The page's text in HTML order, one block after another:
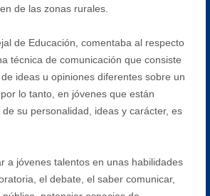
de las zonas rurales.
de Educación, comentaba al respecto
técnica de comunicación que consiste
ideas u opiniones diferentes sobre un
lo tanto, en jóvenes que están
su personalidad, ideas y carácter, es
a jóvenes talentos en unas habilidades
el debate, el saber comunicar,